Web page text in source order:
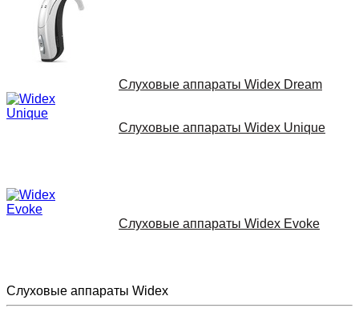
Слуховые аппараты Widex Dream
Слуховые аппараты Widex Unique
Слуховые аппараты Widex Evoke
Слуховые аппараты Widex